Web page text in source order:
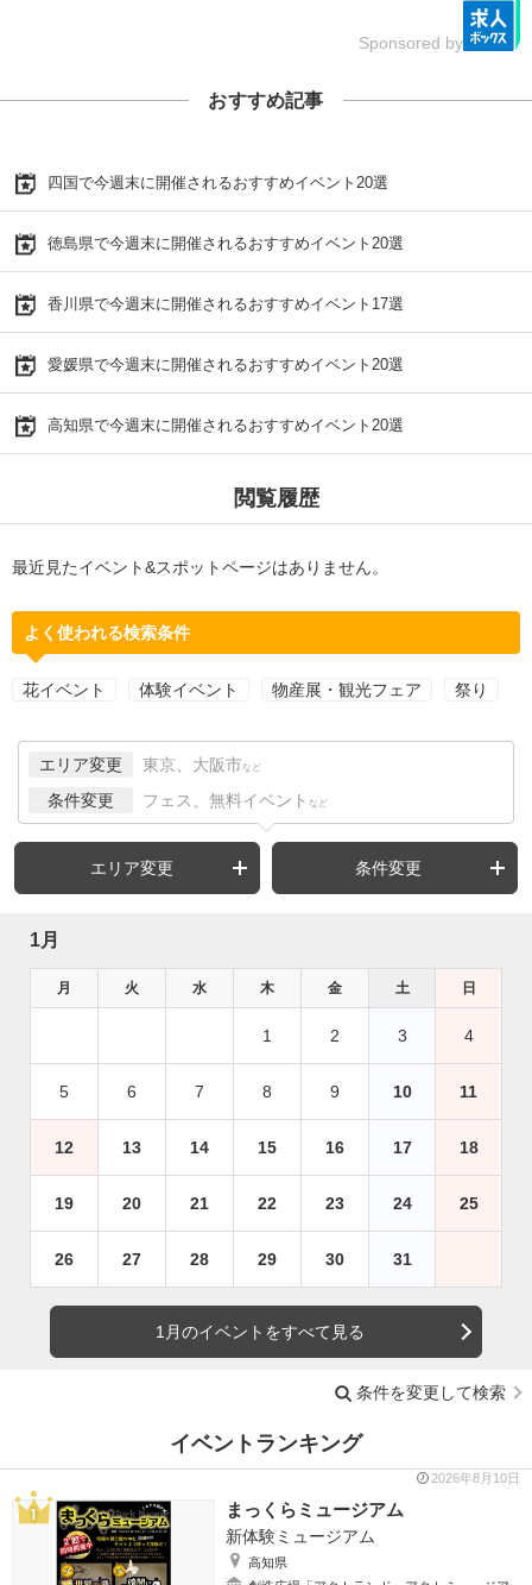
Sponsored by
おすすめ記事
四国で今週末に開催されるおすすめイベント20選
徳島県で今週末に開催されるおすすめイベント20選
香川県で今週末に開催されるおすすめイベント17選
愛媛県で今週末に開催されるおすすめイベント20選
高知県で今週末に開催されるおすすめイベント20選
閲覧履歴
最近見たイベント&スポットページはありません。
よく使われる検索条件
花イベント 体験イベント 物産展・観光フェア 祭り
エリア変更 東京、大阪市 など
条件変更 フェス、無料イベント など
エリア変更 条件変更
1月
月 火 水 木 金 土 日
1 2 3 4
5 6 7 8 9 10 11
12 13 14 15 16 17 18
19 20 21 22 23 24 25
26 27 28 29 30 31
1月のイベントをすべて見る
条件を変更して検索
イベントランキング
2026年8月10日
まっくらミュージアム
新体験ミュージアム
高知県